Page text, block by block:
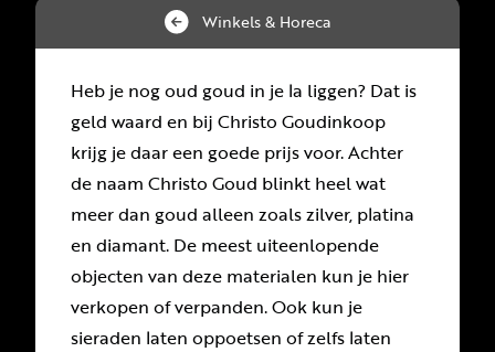
Winkels & Horeca
Heb je nog oud goud in je la liggen? Dat is
geld waard en bij Christo Goudinkoop
krijg je daar een goede prijs voor. Achter
de naam Christo Goud blinkt heel wat
meer dan goud alleen zoals zilver, platina
en diamant. De meest uiteenlopende
objecten van deze materialen kun je hier
verkopen of verpanden. Ook kun je
sieraden laten oppoetsen of zelfs laten